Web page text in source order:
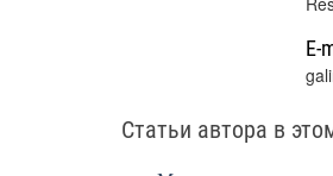
E-
Статьи автора в